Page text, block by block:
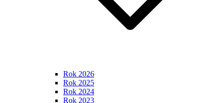
Rok 2026
Rok 2025
Rok 2024
Rok 2023